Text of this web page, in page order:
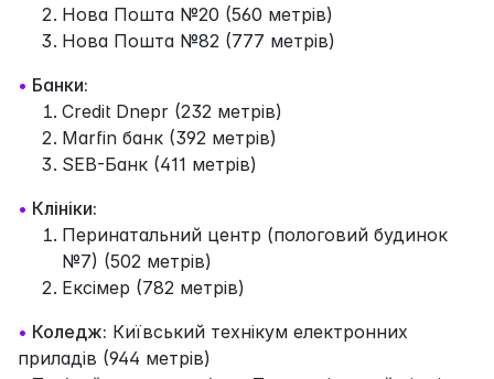
Нова Пошта №20 (560 метрів)
Нова Пошта №82 (777 метрів)
• Банки:
Credit Dnepr (232 метрів)
Marfin банк (392 метрів)
SEB-Банк (411 метрів)
• Клініки:
Перинатальний центр (пологовий будинок
№7) (502 метрів)
Ексімер (782 метрів)
• Коледж: Київський технікум електронних
приладів (944 метрів)